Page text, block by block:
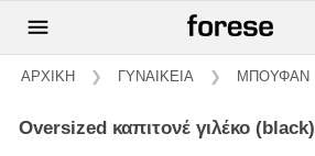
ΑΡΧΙΚΗ ❯ ΓΥΝΑΙΚΕΙΑ ❯ ΜΠΟΥΦΑΝ
oversized καπιτονέ γιλέκο (black)